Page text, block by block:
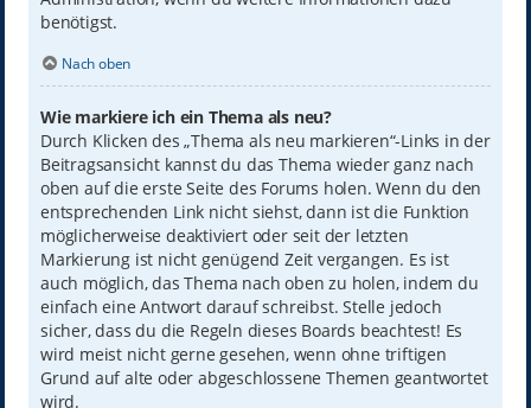
benötigst.
Nach oben
Wie markiere ich ein Thema als neu?
Durch Klicken des „Thema als neu markieren“-Links in der
Beitragsansicht kannst du das Thema wieder ganz nach
oben auf die erste Seite des Forums holen. Wenn du den
entsprechenden Link nicht siehst, dann ist die Funktion
möglicherweise deaktiviert oder seit der letzten
Markierung ist nicht genügend Zeit vergangen. Es ist
auch möglich, das Thema nach oben zu holen, indem du
einfach eine Antwort darauf schreibst. Stelle jedoch
sicher, dass du die Regeln dieses Boards beachtest! Es
wird meist nicht gerne gesehen, wenn ohne triftigen
Grund auf alte oder abgeschlossene Themen geantwortet
wird.